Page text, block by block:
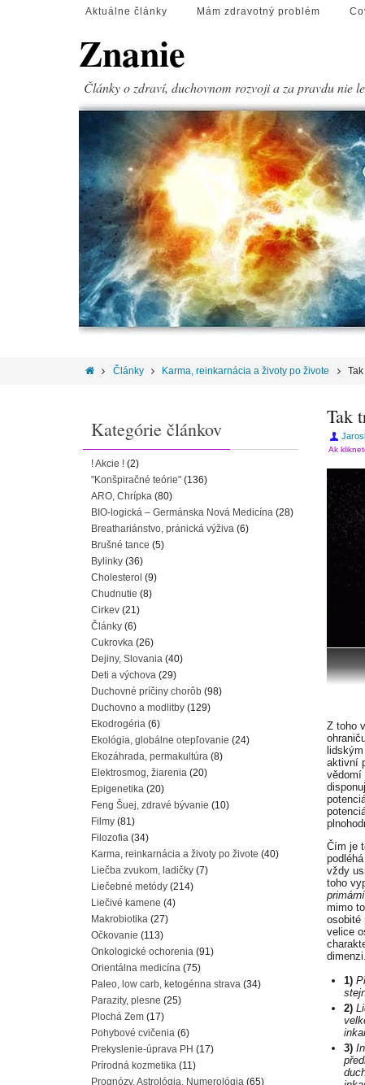
Aktuálne články Mám zdravotný problém
Znanie
Články o zdraví, duchovnom rozvoji a za pravdu nie
Články Karma, reinkarnácia a životy po živote
Tak
Ak
Z toho
aktivní
vědomí
Čím je
vždy
toho
primární
mimo
osobité
velice
1)
2)
3)
Kategórie článkov
! Akcie ! (2)
"Konšpiračné teórie" (136)
ARO, Chrípka (80)
BIO-logická – Germánska Nová Medicína (28)
Breathariánstvo, pránická výživa (6)
Brušné tance (5)
Bylinky (36)
Cholesterol (9)
Chudnutie (8)
Cirkev (21)
Články (6)
Cukrovka (26)
Dejiny, Slovania (40)
Deti a výchova (29)
Duchovné príčiny chorôb (98)
Duchovno a modlitby (129)
Ekodrogéria (6)
Ekológia, globálne otepľovanie (24)
Ekozáhrada, permakultúra (8)
Elektrosmog, žiarenia (20)
Epigenetika (20)
Feng Šuej, zdravé bývanie (10)
Filmy (81)
Filozofia (34)
Karma, reinkarnácia a životy po živote (40)
Liečba zvukom, ladičky (7)
Liečebné metódy (214)
Liečivé kamene (4)
Makrobiotika (27)
Očkovanie (113)
Onkologické ochorenia (91)
Orientálna medicína (75)
Paleo, low carb, ketogénna strava (34)
Parazity, plesne (25)
Plochá Zem (17)
Pohybové cvičenia (6)
Prekyslenie-úprava PH (17)
Prírodná kozmetika (11)
Prognózy, Astrológia, Numerológia (65)